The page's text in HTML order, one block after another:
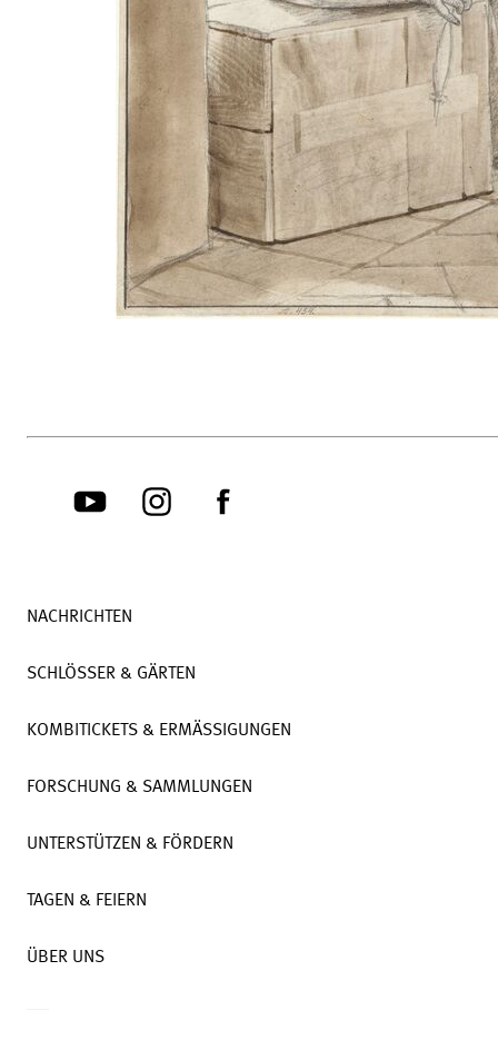
NACHRICHTEN
SCHLÖSSER & GÄRTEN
KOMBITICKETS & ERMÄSSIGUNGEN
FORSCHUNG & SAMMLUNGEN
UNTERSTÜTZEN & FÖRDERN
TAGEN & FEIERN
ÜBER UNS